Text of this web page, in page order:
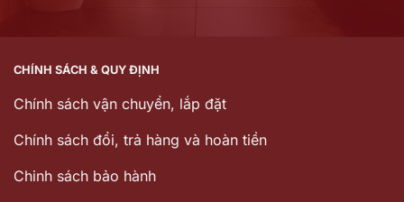
CHÍNH SÁCH & QUY ĐỊNH
Chính sách vận chuyển, lắp đặt
Chính sách đổi, trả hàng và hoàn tiền
Chinh sách bảo hành